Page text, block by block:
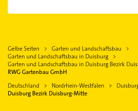
Moers
Essen
Ratingen
Heiligenhaus
Rheinberg
Hausarzt
Allgemeinarzt
Kammerjäger
Gelbe Seiten
Garten und Landschaftsbau
Garten und Landschaftsbau in Duisburg
Garten und Landschaftsbau in Duisburg Bezirk
RWG Gartenbau GmbH
Deutschland
Nordrhein-Westfalen
Duisburg Bezirk Duisburg-Mitte